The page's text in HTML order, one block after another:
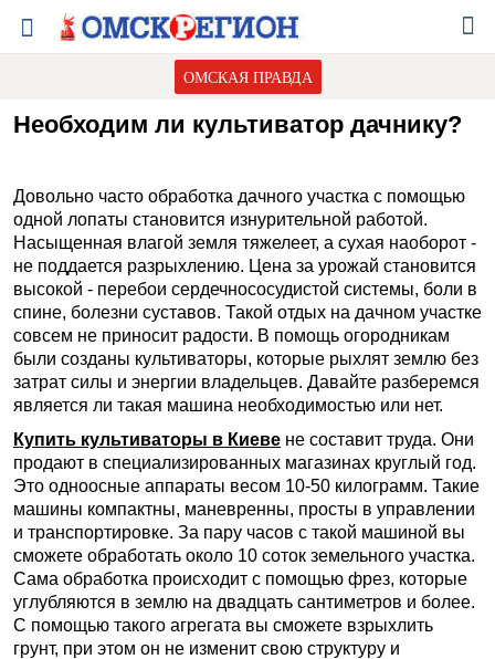
ОМСКАЯ ПРАВДА
Необходим ли культиватор дачнику?
Довольно часто обработка дачного участка с помощью
одной лопаты становится изнурительной работой.
Насыщенная влагой земля тяжелеет, а сухая наоборот -
не поддается разрыхлению. Цена за урожай становится
высокой - перебои сердечнососудистой системы, боли в
спине, болезни суставов. Такой отдых на дачном участке
совсем не приносит радости. В помощь огородникам
были созданы культиваторы, которые рыхлят землю без
затрат силы и энергии владельцев. Давайте разберемся
является ли такая машина необходимостью или нет.
Купить культиваторы в Киеве не составит труда. Они
продают в специализированных магазинах круглый год.
Это одноосные аппараты весом 10-50 килограмм. Такие
машины компактны, маневренны, просты в управлении
и транспортировке. За пару часов с такой машиной вы
сможете обработать около 10 соток земельного участка.
Сама обработка происходит с помощью фрез, которые
углубляются в землю на двадцать сантиметров и более.
С помощью такого агрегата вы сможете взрыхлить
грунт, при этом он не изменит свою структуру и